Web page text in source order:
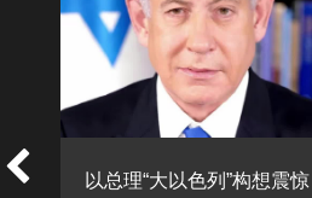
以总理“大以色列”构想震惊